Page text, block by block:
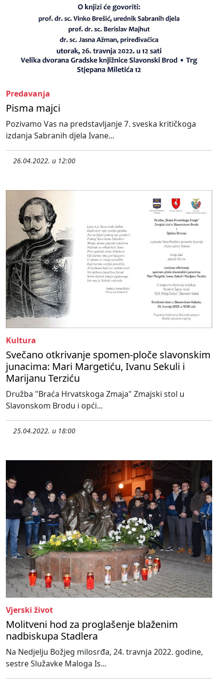
Predavanja
Pisma majci
Pozivamo Vas na predstavljanje 7. sveska kritičkoga
izdanja Sabranih djela Ivane...
26.04.2022. u 12:00
Kultura
Svečano otkrivanje spomen-ploče slavonskim
junacima: Mari Margetiću, Ivanu Sekuli i
Marijanu Terziću
Družba "Braća Hrvatskoga Zmaja" Zmajski stol u
Slavonskom Brodu i opći...
25.04.2022. u 18:00
Vjerski život
Molitveni hod za proglašenje blaženim
nadbiskupa Stadlera
Na Nedjelju Božjeg milosrđa, 24. travnja 2022. godine,
sestre Služavke Maloga Is...